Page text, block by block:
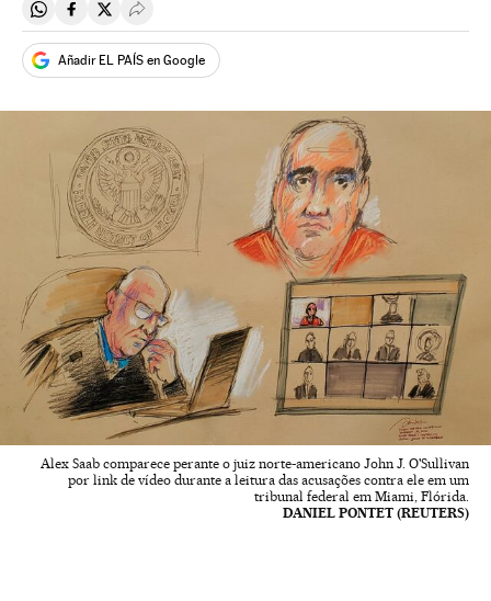
Compartir en Whatsapp
Compartir en Facebook
Compartir en Twitter
Desplegar Redes Sociales
Añadir EL PAÍS en Google
Alex Saab comparece perante o juiz norte-americano John J. O'Sullivan
por link de vídeo durante a leitura das acusações contra ele em um
tribunal federal em Miami, Flórida.
DANIEL PONTET (REUTERS)